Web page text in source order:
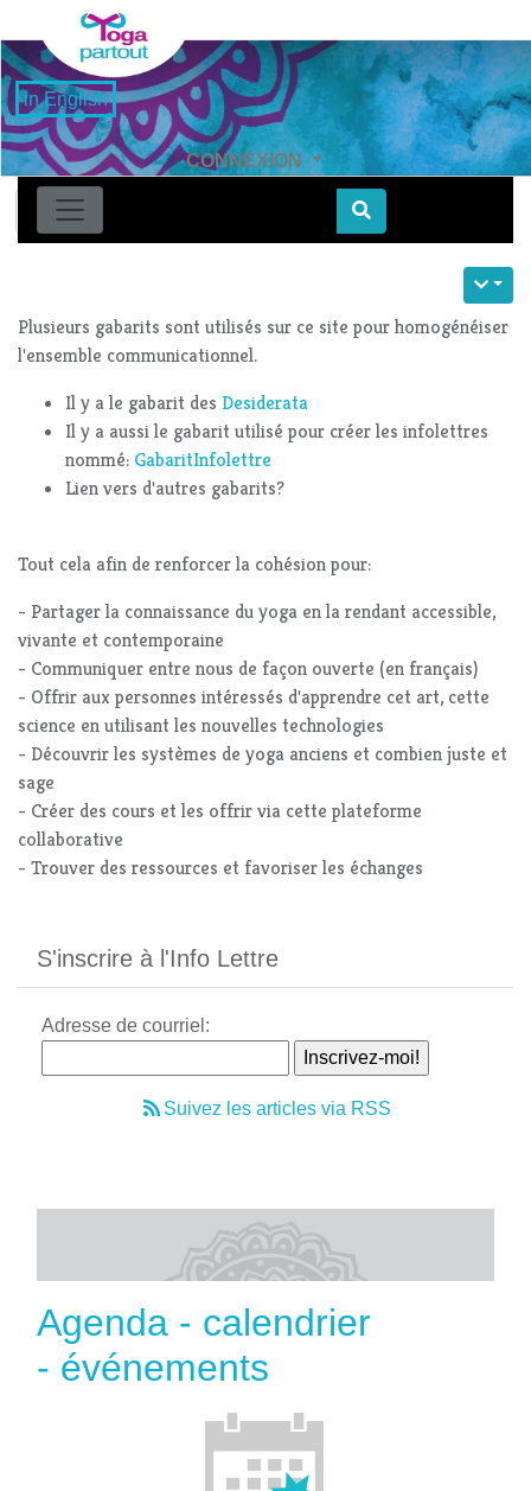
in English
CONNEXION
Find
Plusieurs gabarits sont utilisés sur ce site pour homogénéiser
l'ensemble communicationnel.
Il y a le gabarit des Desiderata
Il y a aussi le gabarit utilisé pour créer les infolettres
nommé: GabaritInfolettre
Lien vers d'autres gabarits?
Tout cela afin de renforcer la cohésion pour:
- Partager la connaissance du yoga en la rendant accessible,
vivante et contemporaine
- Communiquer entre nous de façon ouverte (en français)
- Offrir aux personnes intéressés d'apprendre cet art, cette
science en utilisant les nouvelles technologies
- Découvrir les systèmes de yoga anciens et combien juste et
sage
- Créer des cours et les offrir via cette plateforme
collaborative
- Trouver des ressources et favoriser les échanges
S'inscrire à l'Info Lettre
Adresse de courriel:
Suivez les articles via RSS
Agenda - calendrier
- événements